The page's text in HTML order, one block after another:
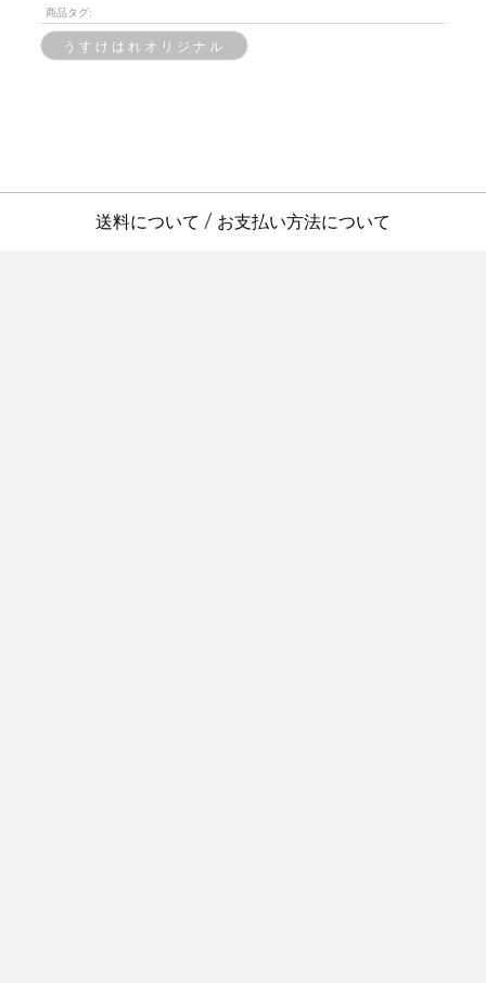
商品タグ:
うすけはれオリジナル
送料について / お支払い方法について